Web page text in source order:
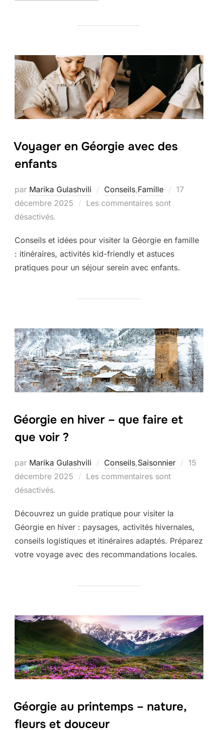
Voyager en Géorgie avec des
enfants
par Marika Gulashvili Conseils,Famille
Publié
17
décembre 2025
Les commentaires sont
désactivés.
Conseils et idées pour visiter la Géorgie en famille
: itinéraires, activités kid-friendly et astuces
pratiques pour un séjour serein avec enfants.
Géorgie en hiver – que faire et
que voir ?
par Marika Gulashvili Conseils,Saisonnier
Publié
15
décembre 2025
Les commentaires sont
désactivés.
Découvrez un guide pratique pour visiter la
Géorgie en hiver : paysages, activités hivernales,
conseils logistiques et itinéraires adaptés. Préparez
votre voyage avec des recommandations locales.
Géorgie au printemps – nature,
fleurs et douceur